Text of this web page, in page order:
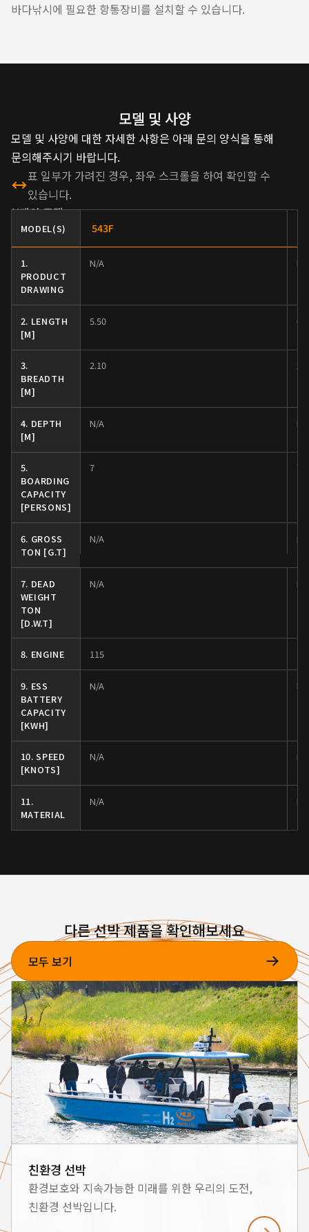
바다낚시에 필요한 항통장비를 설치할 수 있습니다.
모델 및 사양
모델 및 사양에 대한 자세한 사항은 아래 문의 양식을 통해
문의해주시기 바랍니다.
표 일부가 가려진 경우, 좌우 스크롤을 하여 확인할 수
있습니다.
N개의 모델
MODEL(S)
1.
PRODUCT
DRAWING
2. LENGTH
[M]
3.
BREADTH
[M]
4. DEPTH
[M]
5.
BOARDING
CAPACITY
[PERSONS]
6. GROSS
TON [G.T]
7. DEAD
WEIGHT
TON
[D.W.T]
8. ENGINE
9. ESS
BATTERY
CAPACITY
[KWH]
10. SPEED
[KNOTS]
11.
MATERIAL
543F
N/A N/
5.50
2.10
N/A N/
7 7
N/A N/
N/A N/
115
N/A N/
N/A N/
N/A N/
다른 선박 제품을 확인해보세요
모두 보기
친환경 선박
환경보호와 지속가능한 미래를 위한 우리의 도전,
친환경 선박입니다.